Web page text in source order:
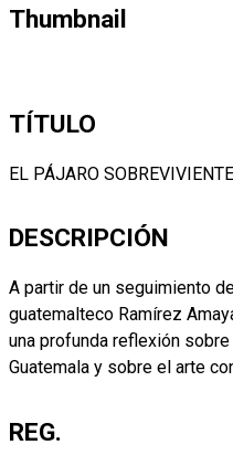
Thumbnail
TÍTULO
EL PÁJARO SOBREVIVIENTE
DESCRIPCIÓN
A partir de un seguimiento
guatemalteco Ramírez
una profunda reflexión
Guatemala y sobre el arte
REG.